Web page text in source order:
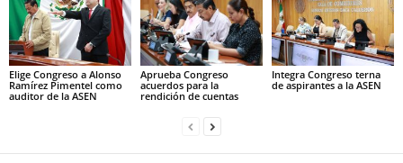
Elige Congreso a Alonso
Ramírez Pimentel como
auditor de la ASEN
Aprueba Congreso
acuerdos para la
rendición de cuentas
Integra Congreso terna
de aspirantes a la ASEN